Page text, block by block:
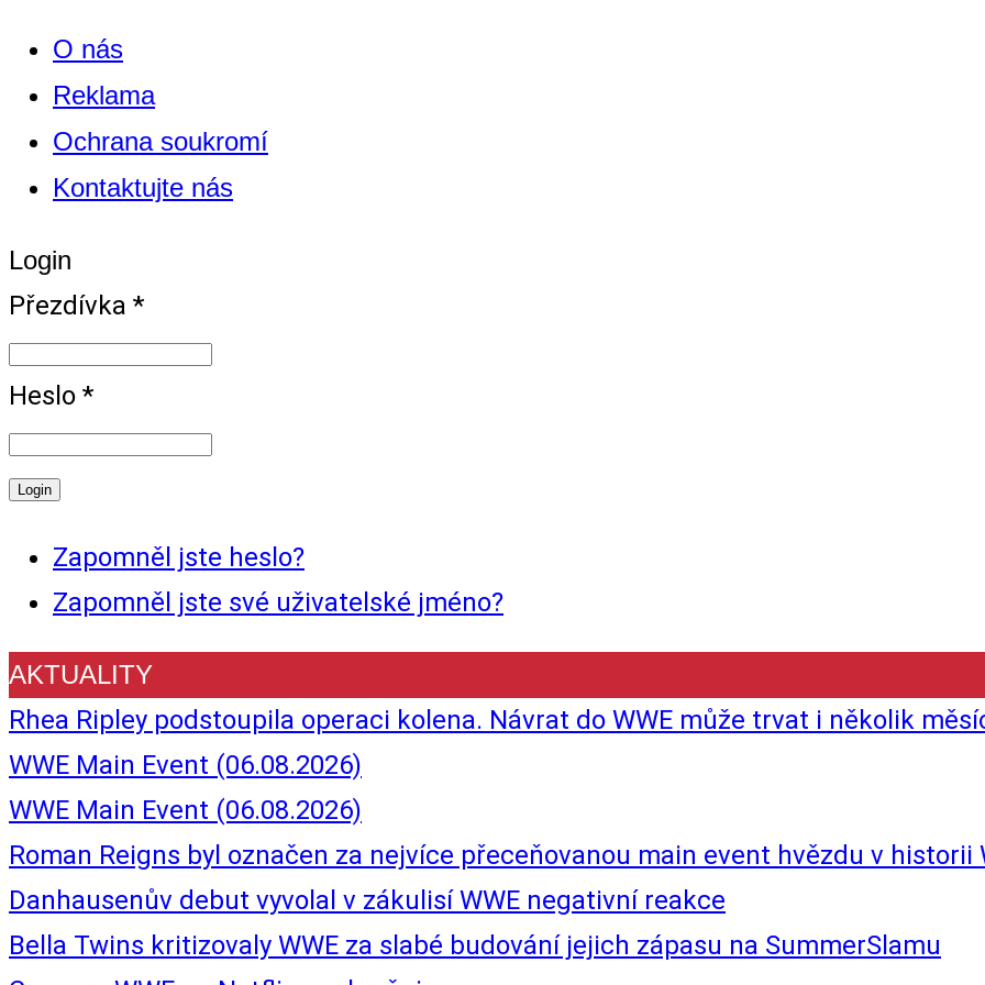
O nás
Reklama
Ochrana soukromí
Kontaktujte nás
Login
Přezdívka *
Heslo *
Zapomněl jste heslo?
Zapomněl jste své uživatelské jméno?
AKTUALITY
Rhea Ripley podstoupila operaci kolena. Návrat do WWE může trvat i několik
WWE Main Event (06.08.2026)
WWE Main Event (06.08.2026)
Roman Reigns byl označen za nejvíce přeceňovanou main event hvězdu v historii
Danhausenův debut vyvolal v zákulisí WWE negativní reakce
Bella Twins kritizovaly WWE za slabé budování jejich zápasu na SummerSlamu